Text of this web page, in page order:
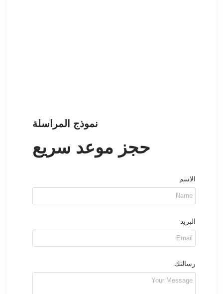
نموذج المراسلة
حجز موعد سريع
الاسم
البريد
رسالتك